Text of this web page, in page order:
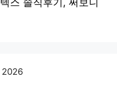
스 솔직후기, 써보니